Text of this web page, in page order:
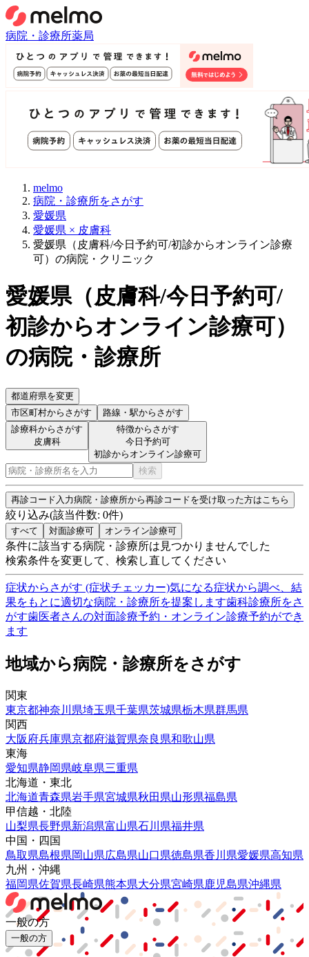
病院・診療所薬局
melmo
病院・診療所をさがす
愛媛県
愛媛県 × 皮膚科
愛媛県（皮膚科/今日予約可/初診からオンライン診療
可）の病院・クリニック
愛媛県（皮膚科/今日予約可/
初診からオンライン診療可）
の病院・診療所
都道府県を変更
市区町村からさがす 路線・駅からさがす
診療科からさがす
皮膚科
特徴からさがす
今日予約可
初診からオンライン診療可
検索
再診コード入力病院・診療所から再診コードを受け取った方はこちら
絞り込み(該当件数: 0件)
すべて 対面診療可 オンライン診療可
条件に該当する病院・診療所は見つかりませんでした
検索条件を変更して、検索し直してください
症状からさがす (症状チェッカー)気になる症状から調べ、結
果をもとに適切な病院・診療所を提案します歯科診療所をさ
がす歯医者さんの対面診療予約・オンライン診療予約ができ
ます
地域から病院・診療所をさがす
関東
東京都神奈川県埼玉県千葉県茨城県栃木県群馬県
関西
大阪府兵庫県京都府滋賀県奈良県和歌山県
東海
愛知県静岡県岐阜県三重県
北海道・東北
北海道青森県岩手県宮城県秋田県山形県福島県
甲信越・北陸
山梨県長野県新潟県富山県石川県福井県
中国・四国
鳥取県島根県岡山県広島県山口県徳島県香川県愛媛県高知県
九州・沖縄
福岡県佐賀県長崎県熊本県大分県宮崎県鹿児島県沖縄県
一般の方
一般の方